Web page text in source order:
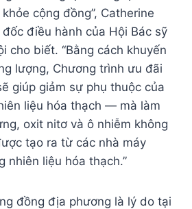
cộng đồng”, Catherine
điều hành của Hội Bác sỹ
cho biết. “Bằng cách khuyến
lượng, Chương trình ưu đãi
giúp giảm sự phụ thuộc của
liệu hóa thạch — mà làm
oxit nitơ và ô nhiễm không
tạo ra từ các nhà máy
nhiên liệu hóa thạch.”
đồng địa phương là lý do tại